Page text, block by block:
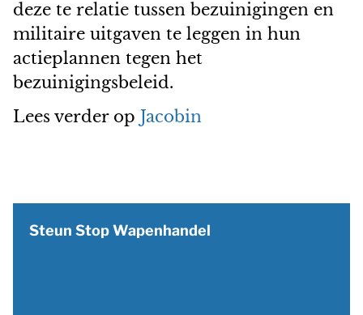
deze te relatie tussen bezuinigingen en
militaire uitgaven te leggen in hun
actieplannen tegen het
bezuinigingsbeleid.
Lees verder op Jacobin
Steun Stop Wapenhandel